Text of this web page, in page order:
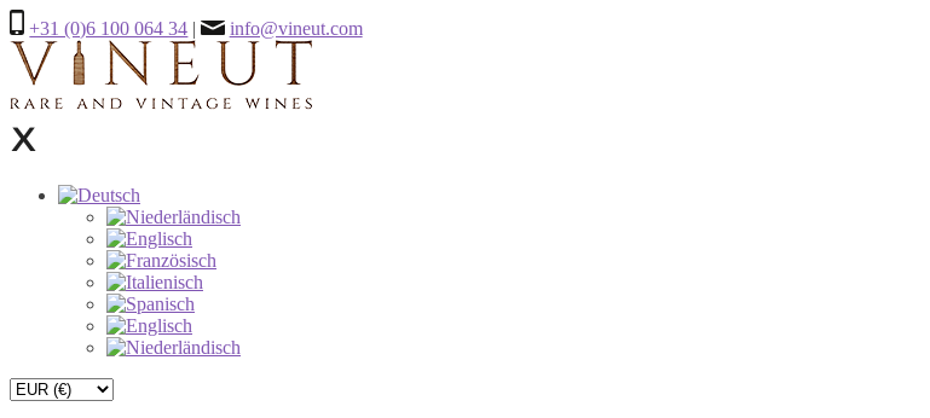
+31 (0)6 100 064 34 | info@vineut.com